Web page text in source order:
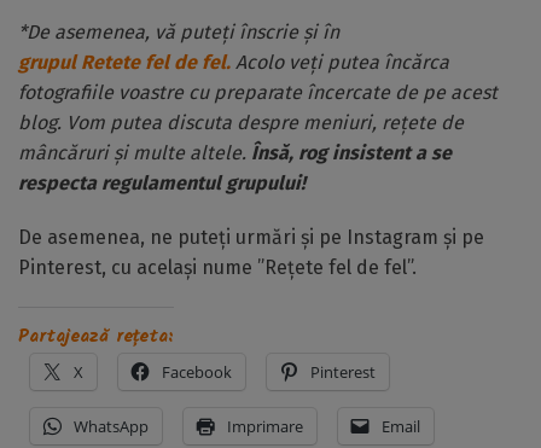
*De asemenea, vă puteți înscrie și în
grupul Retete fel de fel. Acolo veți putea încărca
fotografiile voastre cu preparate încercate de pe acest
blog. Vom putea discuta despre meniuri, rețete de
mâncăruri și multe altele. Însă, rog insistent a se
respecta regulamentul grupului!
De asemenea, ne puteți urmări și pe Instagram și pe
Pinterest, cu același nume ”Rețete fel de fel”.
Partajează rețeta:
X Facebook Pinterest
WhatsApp Imprimare Email